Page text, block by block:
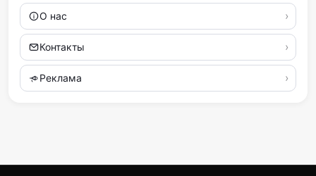
О нас
Контакты
Реклама